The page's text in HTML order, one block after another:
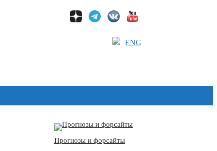
ENG
Прогнозы и форсайты